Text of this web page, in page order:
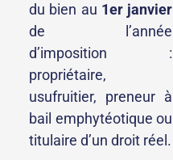
du bien au 1er janvier
de l’année
d’imposition :
propriétaire,
usufruitier, preneur à
bail emphytéotique ou
titulaire d’un droit réel.